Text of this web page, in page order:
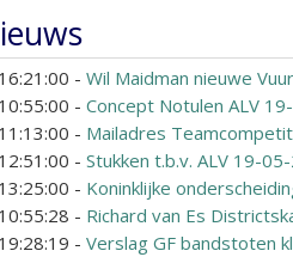
- Wil Maidman nieuwe
- Concept Notulen ALV
- Mailadres
- Stukken t.b.v. ALV 19-
- Koninklijke
- Richard van Es
- Verslag GF bandstoten